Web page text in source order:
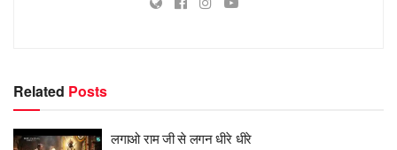
Related Posts
लगाओ राम जी से लगन धीरे धीरे